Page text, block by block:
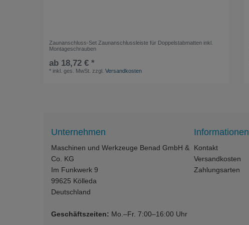
Zaunanschluss-Set Zaunanschlussleiste für Doppelstabmatten inkl.
Montageschrauben
ab 18,72 € *
* inkl. ges. MwSt. zzgl.Versandkosten
Unternehmen
Maschinen und Werkzeuge Benad GmbH &
Co. KG
Im Funkwerk 9
99625 Kölleda
Deutschland
Geschäftszeiten: Mo.–Fr. 7:00–16:00 Uhr
Informationen
Kontakt
Versandkosten
Zahlungsarten